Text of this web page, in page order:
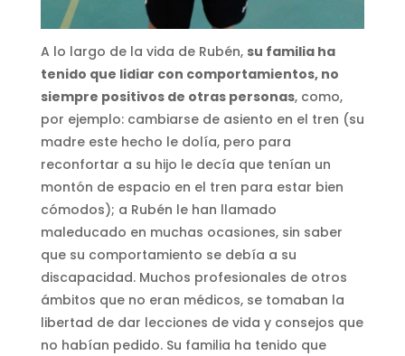
A lo largo de la vida de Rubén, su familia ha
tenido que lidiar con comportamientos, no
siempre positivos de otras personas, como,
por ejemplo: cambiarse de asiento en el tren (su
madre este hecho le dolía, pero para
reconfortar a su hijo le decía que tenían un
montón de espacio en el tren para estar bien
cómodos); a Rubén le han llamado
maleducado en muchas ocasiones, sin saber
que su comportamiento se debía a su
discapacidad. Muchos profesionales de otros
ámbitos que no eran médicos, se tomaban la
libertad de dar lecciones de vida y consejos que
no habían pedido. Su familia ha tenido que